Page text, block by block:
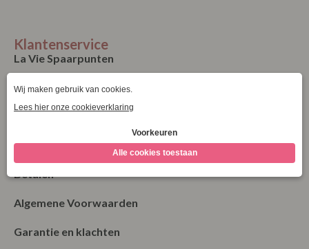
Klantenservice
La Vie Spaarpunten
Verzending & Levering
Retourneren
Bestellen
Algemene Voorwaarden
Garantie en klachten